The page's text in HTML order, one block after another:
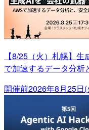
【8/25（火）札幌】
で加速するデータ分析
開催前2026年8月25日(